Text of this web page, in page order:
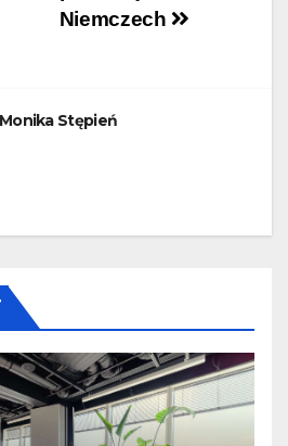
Niemczech
Monika Stępień